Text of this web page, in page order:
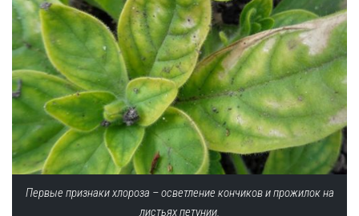
Первые признаки хлороза – осветление кончиков и прожилок на
листьях петунии.